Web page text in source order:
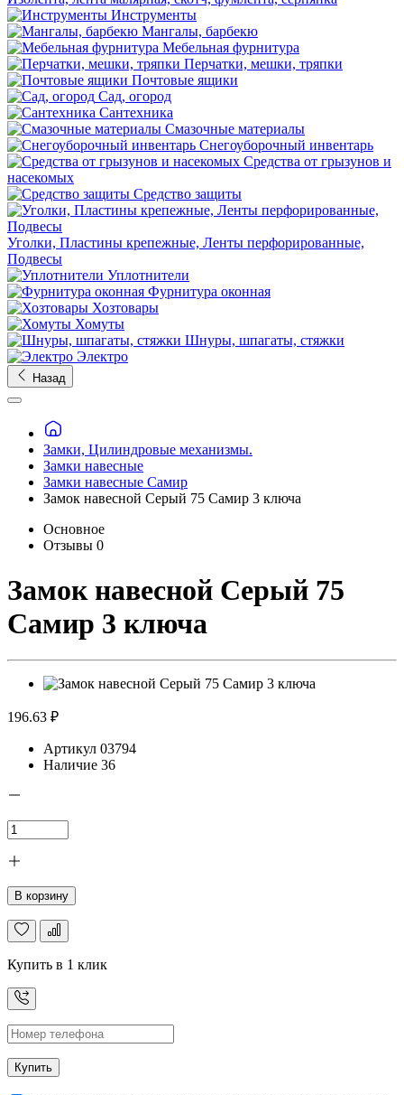
Инструменты
Мангалы, барбекю
Мебельная фурнитура
Перчатки, мешки, тряпки
Почтовые ящики
Сад, огород
Сантехника
Смазочные материалы
Снегоуборочный инвентарь
Средства от грызунов и
насекомых
Средство защиты
Уголки, Пластины крепежные, Ленты перфорированные,
Подвесы
Уплотнители
Фурнитура оконная
Хозтовары
Хомуты
Шнуры, шпагаты, стяжки
Электро
Назад
Замки, Цилиндровые механизмы.
Замки навесные
Замки навесные Самир
Замок навесной Серый 75 Самир 3 ключа
Основное
Отзывы 0
Замок навесной Серый 75
Самир 3 ключа
196.63 ₽
Артикул 03794
Наличие 36
В корзину
Купить в 1 клик
Купить